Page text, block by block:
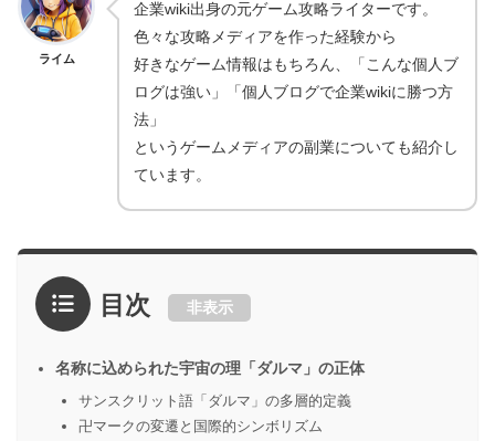
ライム
企業wiki出身の元ゲーム攻略ライターです。
色々な攻略メディアを作った経験から
好きなゲーム情報はもちろん、「こんな個人ブ
ログは強い」「個人ブログで企業wikiに勝つ方
法」
というゲームメディアの副業についても紹介し
ています。
目次 非表示
名称に込められた宇宙の理「ダルマ」の正体
サンスクリット語「ダルマ」の多層的定義
卍マークの変遷と国際的シンボリズム